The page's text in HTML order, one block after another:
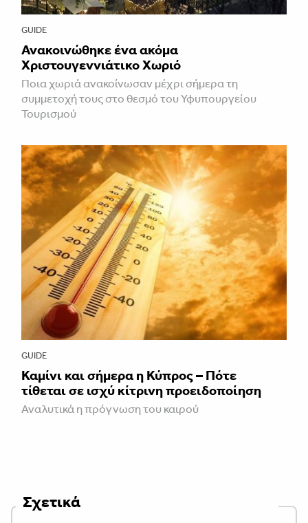
GUIDE
Ανακοινώθηκε ένα ακόμα
Χριστουγεννιάτικο Χωριό
Ποια χωριά ανακοίνωσαν μέχρι σήμερα τη
συμμετοχή τους στο θεσμό του Υφυπουργείου
Τουρισμού
GUIDE
Καμίνι και σήμερα η Κύπρος – Πότε
τίθεται σε ισχύ κίτρινη προειδοποίηση
Αναλυτικά η πρόγνωση του καιρού
Σχετικά